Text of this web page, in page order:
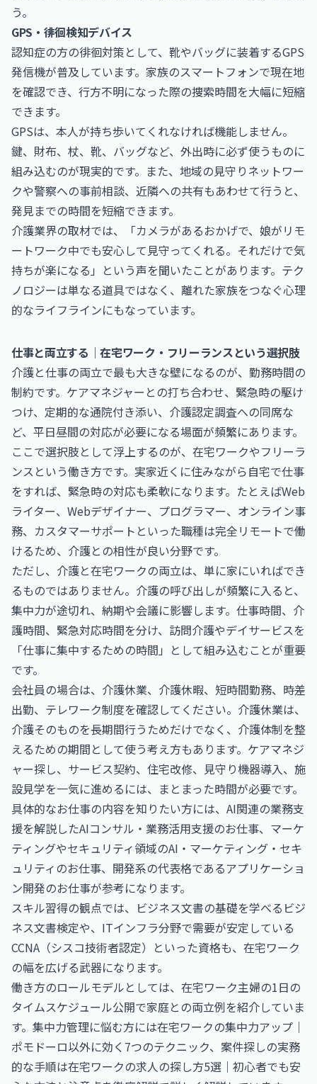
う。
GPS・徘徊検知デバイス
認知症の方の徘徊対策として、靴やバッグに装着するGPS
発信機が普及しています。家族のスマートフォンで現在地
を確認でき、行方不明になった際の捜索時間を大幅に短縮
できます。
GPSは、本人が持ち歩いてくれなければ機能しません。
鍵、財布、杖、靴、バッグなど、外出時に必ず使うものに
組み込むのが現実的です。また、地域の見守りネットワー
クや警察への事前相談、近隣への共有もあわせて行うと、
発見までの時間を短縮できます。
介護業界の取材では、「カメラがあるおかげで、娘がリモ
ートワーク中でも安心して見守ってくれる。それだけで気
持ちが楽になる」という声を聞いたことがあります。テク
ノロジーは単なる道具ではなく、離れた家族をつなぐ心理
的なライフラインにもなっています。
仕事と両立する｜在宅ワーク・フリーランスという選択肢
介護と仕事の両立で最も大きな壁になるのが、勤務時間の
制約です。ケアマネジャーとの打ち合わせ、緊急時の駆け
つけ、定期的な通院付き添い、介護認定調査への同席な
ど、平日昼間の対応が必要になる場面が頻繁にあります。
ここで選択肢として浮上するのが、在宅ワークやフリーラ
ンスという働き方です。実家近くに住みながら自宅で仕事
をすれば、緊急時の対応も柔軟になります。たとえばWeb
ライター、Webデザイナー、プログラマー、オンライン事
務、カスタマーサポートといった職種は完全リモートで働
けるため、介護との相性が良い分野です。
ただし、介護と在宅ワークの両立は、単に家にいればでき
るものではありません。介護の呼び出しが頻繁に入ると、
集中力が途切れ、納期や会議に影響します。仕事時間、介
護時間、緊急対応時間を分け、訪問介護やデイサービスを
「仕事に集中するための時間」として組み込むことが重要
です。
会社員の場合は、介護休業、介護休暇、短時間勤務、時差
出勤、テレワーク制度を確認してください。介護休業は、
介護そのものを長期間行うためだけでなく、介護体制を整
えるための期間として使う考え方もあります。ケアマネジ
ャー探し、サービス契約、住宅改修、見守り機器導入、施
設見学を一気に進めるには、まとまった時間が必要です。
具体的なお仕事の内容を知りたい方には、AI関連の業務支
援を解説したAIコンサル・業務活用支援のお仕事、マーケ
ティングやセキュリティ領域のAI・マーケティング・セキ
ュリティのお仕事、開発系の代表格であるアプリケーショ
ン開発のお仕事が参考になります。
スキル習得の観点では、ビジネス文書の基礎を学べる ビジ
ネス文書検定や、ITインフラ分野で需要が安定している
CCNA（シスコ技術者認定） といった資格も、在宅ワーク
の幅を広げる武器になります。
働き方のロールモデルとしては、 在宅ワーク主婦の1日の
タイムスケジュール公開で家庭との両立例を紹介していま
す。集中力管理に悩む方には在宅ワークの集中力アップ｜
ポモドーロ以外に効く7つのテクニック、案件探しの実務
的な手順は在宅ワークの求人の探し方5選｜初心者でも安